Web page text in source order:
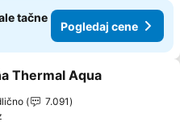
tačne
Pogledaj cene
u favorite
Thermal Aqua
7.091